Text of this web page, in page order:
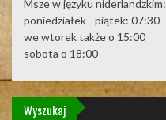
Msze w języku niderlandzkim:
poniedziałek - piątek: 07:30
we wtorek także o 15:00
sobota o 18:00
Wyszukaj